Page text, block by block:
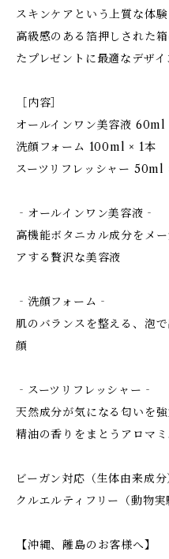
スキンケアという上質な体験
高級感のある箔押しされた
たプレゼントに最適なデザイ
［内容］
オールインワン美容液 60ml
洗顔フォーム 100ml × 1本
スーツリフレッシャー 50ml
‐オールインワン美容液‐
高機能ボタニカル成分をメ
アする贅沢な美容液
‐洗顔フォーム‐
肌のバランスを整える、泡
顔
‐スーツリフレッシャー‐
天然成分が気になる匂いを
精油の香りをまとうアロマミ
ビーガン対応（生体由来成分
クルエルティフリー（動物実
【沖縄、離島のお客様へ】